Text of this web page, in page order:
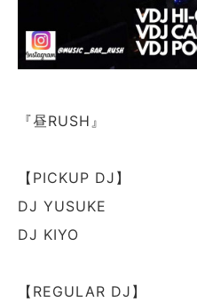
『昼RUSH』
【PICKUP DJ】
DJ YUSUKE
DJ KIYO
【REGULAR DJ】